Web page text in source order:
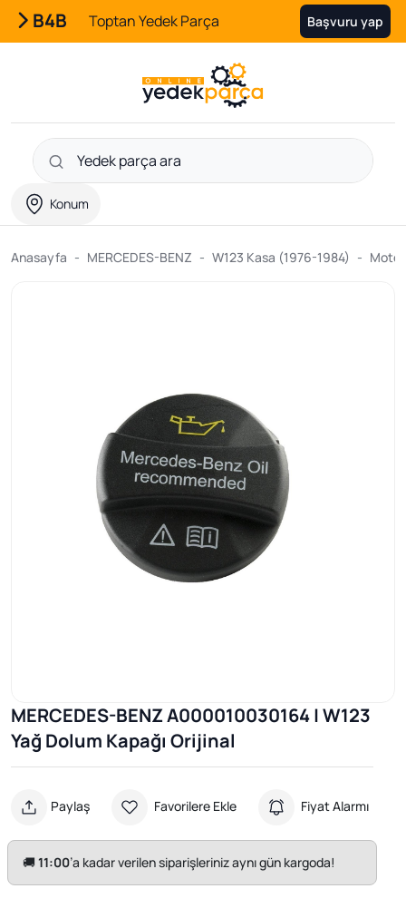
B4B Toptan Yedek Parça Başvuru yap
Konum
Anasayfa MERCEDES-BENZ W123 Kasa (1976-1984) Motor
MERCEDES-BENZ A000010030164 | W123
Yağ Dolum Kapağı Orijinal
Paylaş Favorilere Ekle Fiyat Alarmı
🚚11:00’a kadar verilen siparişleriniz aynı gün kargoda!